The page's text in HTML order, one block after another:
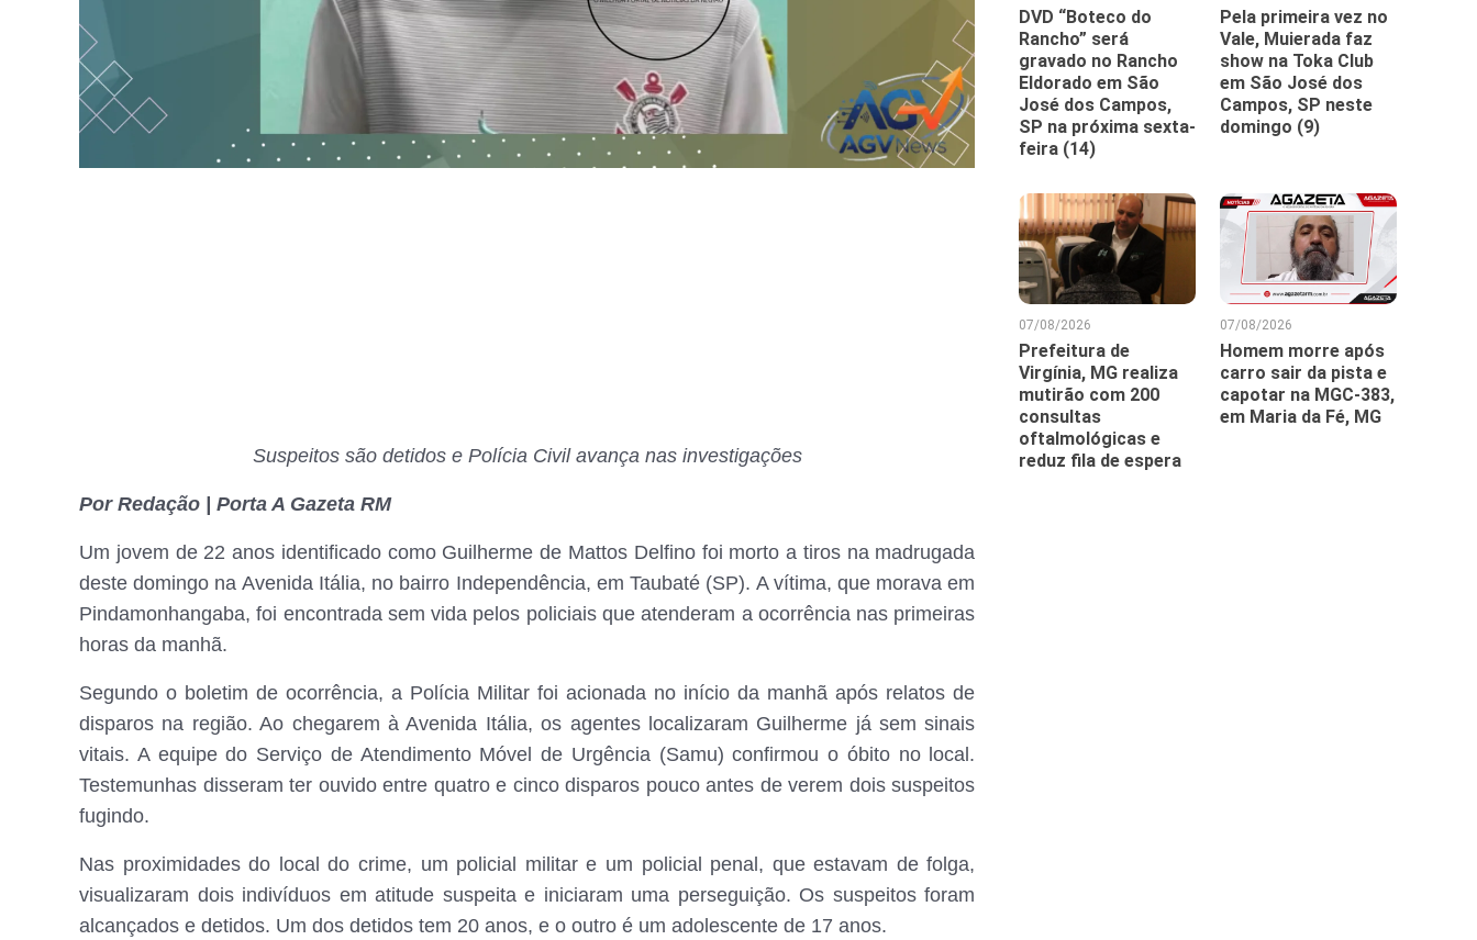
Suspeitos são detidos e Polícia Civil avança nas investigações
Por Redação | Porta A Gazeta RM
Um jovem de 22 anos identificado como Guilherme de Mattos Delfino foi morto a tiros na madrugada
deste domingo na Avenida Itália, no bairro Independência, em Taubaté (SP). A vítima, que morava em
Pindamonhangaba, foi encontrada sem vida pelos policiais que atenderam a ocorrência nas primeiras
horas da manhã.
Segundo o boletim de ocorrência, a Polícia Militar foi acionada no início da manhã após relatos de
disparos na região. Ao chegarem à Avenida Itália, os agentes localizaram Guilherme já sem sinais
vitais. A equipe do Serviço de Atendimento Móvel de Urgência (Samu) confirmou o óbito no local.
Testemunhas disseram ter ouvido entre quatro e cinco disparos pouco antes de verem dois suspeitos
fugindo.
Nas proximidades do local do crime, um policial militar e um policial penal, que estavam de folga,
visualizaram dois indivíduos em atitude suspeita e iniciaram uma perseguição. Os suspeitos foram
alcançados e detidos. Um dos detidos tem 20 anos, e o outro é um adolescente de 17 anos.
DVD “Boteco do
Rancho” será
gravado no Rancho
Eldorado em São
José dos Campos,
SP na próxima sexta-
feira (14)
Pela primeira vez no
Vale, Muierada faz
show na Toka Club
em São José dos
Campos, SP neste
domingo (9)
07/08/2026
Prefeitura de
Virgínia, MG realiza
mutirão com 200
consultas
oftalmológicas e
reduz fila de espera
07/08/2026
Homem morre após
carro sair da pista e
capotar na MGC-383,
em Maria da Fé, MG